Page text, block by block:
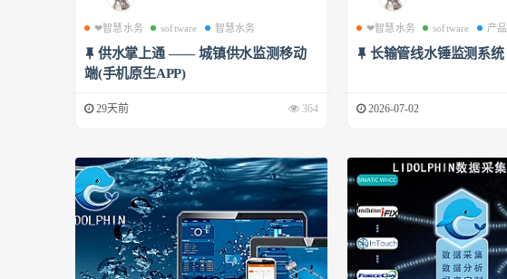
❤智慧水务 software 智慧水务
供水掌上通 —— 城镇供水监测移动
端(手机原生APP)
29天前 364
❤智慧水务 software 产品
长输管线水锤监测系统
2026-07-02